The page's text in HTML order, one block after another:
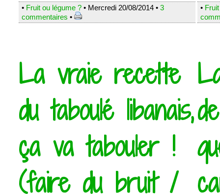
• Fruit ou légume ? • Mercredi 20/08/2014 • 3
commentaires •
•
La vraie recette
du taboulé libanais,
ça va tabouler !
(faire du bruit /